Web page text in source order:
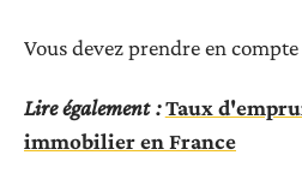
Vous devez prendre en
Lire également : Taux
immobilier en France